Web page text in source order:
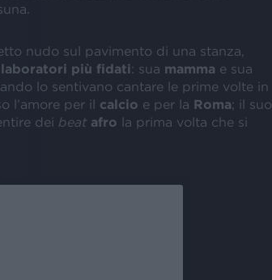
nudo sul pavimento di una stanza,
più fidati: sua mamma e sua
lo sentivano cantare le prime volte in
l’amore per il calcio e per la Roma; il suo
dei beat afro la prima volta che si